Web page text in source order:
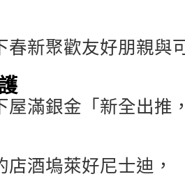
春新聚歡友好朋親與
屋滿銀金「新全出推
店酒塢萊好尼士迪，